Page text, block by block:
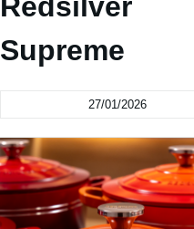
Supreme
27/01/2026